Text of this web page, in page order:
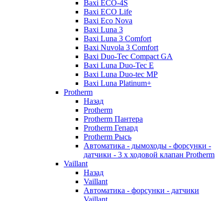
Baxi ECO-4S
Baxi ECO Life
Baxi Eco Nova
Baxi Luna 3
Baxi Luna 3 Comfort
Baxi Nuvola 3 Comfort
Baxi Duo-Tec Compact GA
Baxi Luna Duo-Tec E
Baxi Luna Duo-tec MP
Baxi Luna Platinum+
Protherm
Назад
Protherm
Protherm Пантера
Protherm Гепард
Protherm Рысь
Автоматика - дымоходы - форсунки -
датчики - 3 х ходовой клапан Protherm
Vaillant
Назад
Vaillant
Автоматика - форсунки - датчики
Vaillant